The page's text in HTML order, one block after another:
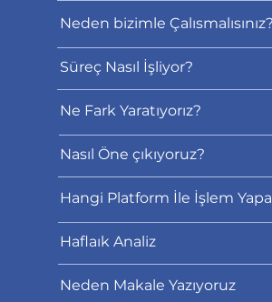
Neden bizimle Çalısmalısınız?
Süreç Nasıl İşliyor?
Ne Fark Yaratıyorız?
Nasıl Öne çıkıyoruz?
Hangi Platform İle İşlem
Haflaık Analiz
Neden Makale Yazıyoruz